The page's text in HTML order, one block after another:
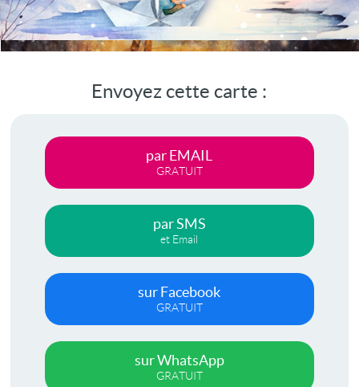
la
vidéo
Envoyez cette carte :
par EMAIL
GRATUIT
par SMS
et Email
sur Facebook
GRATUIT
sur WhatsApp
GRATUIT